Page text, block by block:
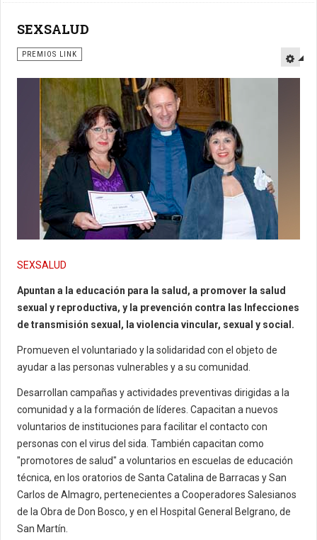
SEXSALUD
PREMIOS LINK
SEXSALUD
Apuntan a la educación para la salud, a promover la salud
sexual y reproductiva, y la prevención contra las Infecciones
de transmisión sexual, la violencia vincular, sexual y social.
Promueven el voluntariado y la solidaridad con el objeto de
ayudar a las personas vulnerables y a su comunidad.
Desarrollan campañas y actividades preventivas dirigidas a la
comunidad y a la formación de líderes. Capacitan a nuevos
voluntarios de instituciones para facilitar el contacto con
personas con el virus del sida. También capacitan como
"promotores de salud" a voluntarios en escuelas de educación
técnica, en los oratorios de Santa Catalina de Barracas y San
Carlos de Almagro, pertenecientes a Cooperadores Salesianos
de la Obra de Don Bosco, y en el Hospital General Belgrano, de
San Martín.